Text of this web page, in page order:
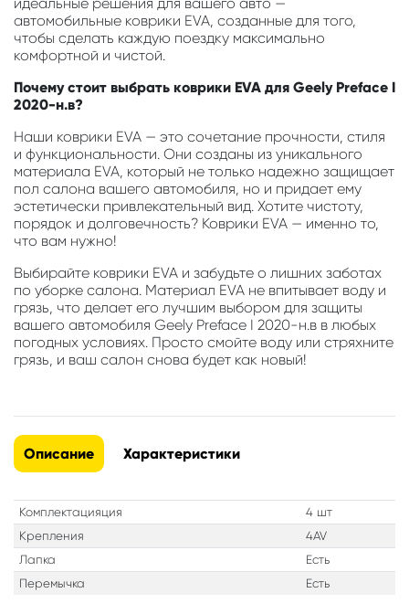
автомобильные коврики EVA, созданные для того,
чтобы сделать каждую поездку максимально
комфортной и чистой.
Почему стоит выбрать коврики EVA для Geely Preface I
2020-н.в?
Наши коврики EVA — это сочетание прочности, стиля
и функциональности. Они созданы из уникального
материала EVA, который не только надежно защищает
пол салона вашего автомобиля, но и придает ему
эстетически привлекательный вид. Хотите чистоту,
порядок и долговечность? Коврики EVA — именно то,
что вам нужно!
Выбирайте коврики EVA и забудьте о лишних заботах
по уборке салона. Материал EVA не впитывает воду и
грязь, что делает его лучшим выбором для защиты
вашего автомобиля Geely Preface I 2020-н.в в любых
погодных условиях. Просто смойте воду или стряхните
грязь, и ваш салон снова будет как новый!
Описание Характеристики
Комплектацияция
4 шт
Крепления
4AV
Лапка
Есть
Перемычка
Есть